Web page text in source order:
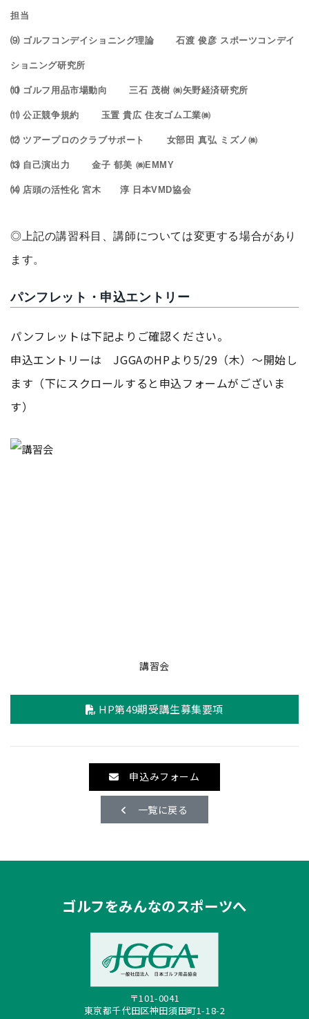
担当
⑼ ゴルフコンデイショニング理論 石渡 俊彦 スポーツコンデイ
ショニング研究所
⑽ ゴルフ用品市場動向 三石 茂樹 ㈱矢野経済研究所
⑾ 公正競争規約 玉置 貴広 住友ゴム工業㈱
⑿ ツアープロのクラブサポート 女部田 真弘 ミズノ㈱
⒀ 自己演出力 金子 郁美 ㈱EMMY
⒁ 店頭の活性化 宮木 淳 日本VMD協会
◎上記の講習科目、講師については変更する場合があり
ます。
パンフレット・申込エントリー
パンフレットは下記よりご確認ください。
申込エントリーは JGGAのHPより5/29（木）～開始し
ます（下にスクロールすると申込フォームがございま
す）
講習会
HP第49期受講生募集要項
申込みフォーム
一覧に戻る
ゴルフをみんなのスポーツへ
〒101-0041
東京都千代田区神田須田町1-18-2